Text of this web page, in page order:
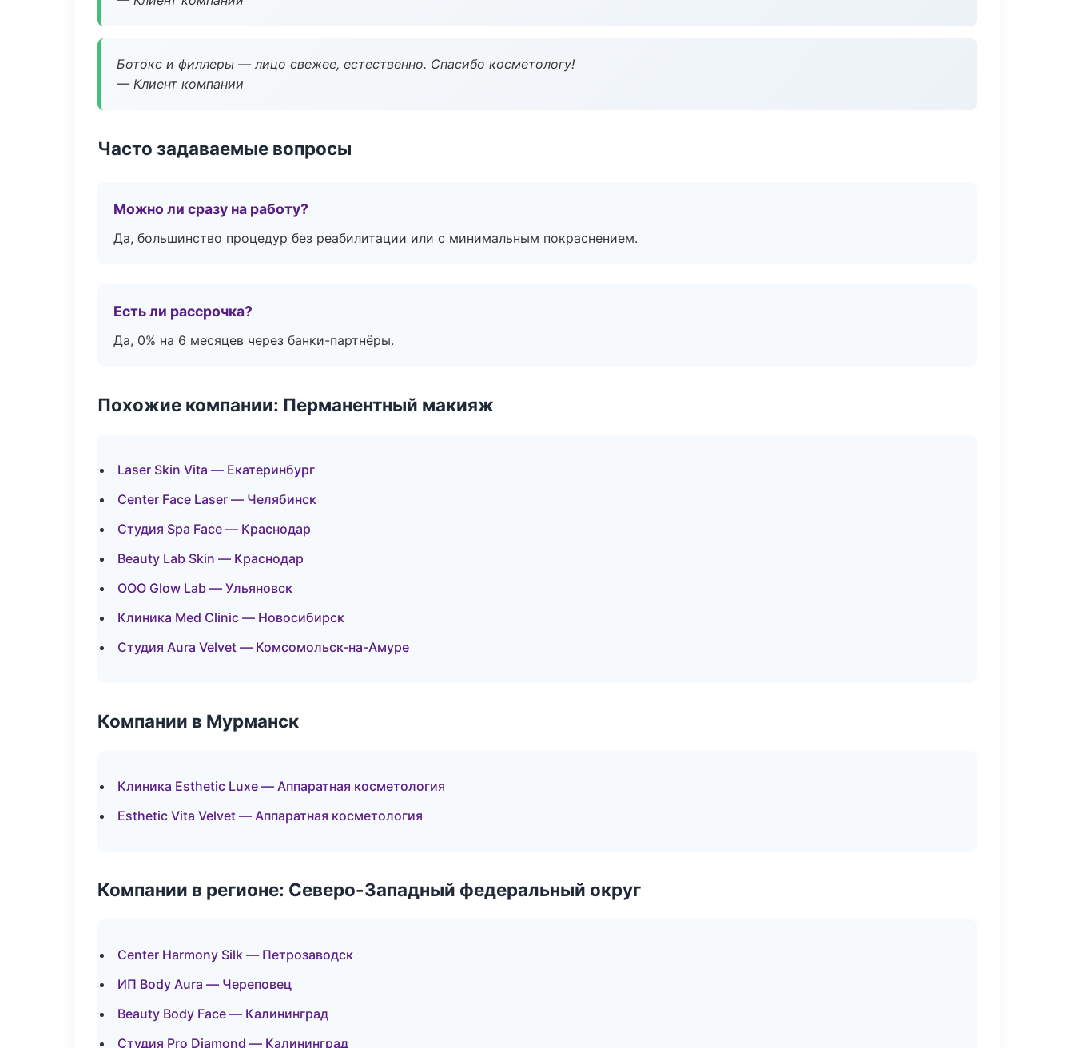
Ботокс и филлеры — лицо свежее, естественно. Спасибо косметологу!
— Клиент компании
Часто задаваемые вопросы
Можно ли сразу на работу?
Да, большинство процедур без реабилитации или с минимальным покраснением.
Есть ли рассрочка?
Да, 0% на 6 месяцев через банки-партнёры.
Похожие компании: Перманентный макияж
Laser Skin Vita — Екатеринбург
Center Face Laser — Челябинск
Студия Spa Face — Краснодар
Beauty Lab Skin — Краснодар
ООО Glow Lab — Ульяновск
Клиника Med Clinic — Новосибирск
Студия Aura Velvet — Комсомольск-на-Амуре
Компании в Мурманск
Клиника Esthetic Luxe — Аппаратная косметология
Esthetic Vita Velvet — Аппаратная косметология
Компании в регионе: Северо-Западный федеральный округ
Center Harmony Silk — Петрозаводск
ИП Body Aura — Череповец
Beauty Body Face — Калининград
Студия Pro Diamond — Калининград